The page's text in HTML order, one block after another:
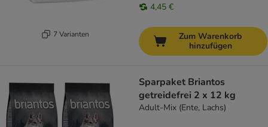
7 Varianten
4,45 €
Zum Warenkorb
hinzufügen
Sparpaket Briantos
getreidefrei 2 x 12 kg
Adult-Mix (Ente, Lachs)